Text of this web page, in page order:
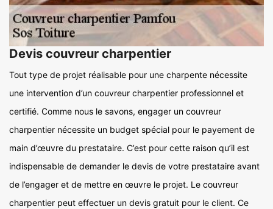
Devis couvreur charpentier
Tout type de projet réalisable pour une charpente nécessite
une intervention d’un couvreur charpentier professionnel et
certifié. Comme nous le savons, engager un couvreur
charpentier nécessite un budget spécial pour le payement de
main d’œuvre du prestataire. C’est pour cette raison qu’il est
indispensable de demander le devis de votre prestataire avant
de l’engager et de mettre en œuvre le projet. Le couvreur
charpentier peut effectuer un devis gratuit pour le client. Ce